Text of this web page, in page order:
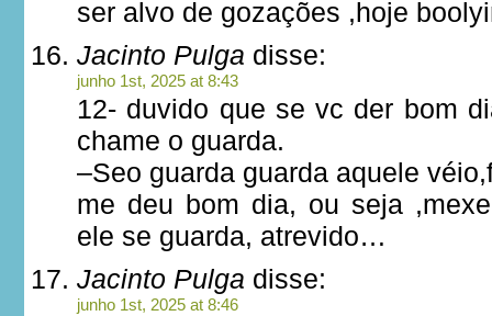
ser alvo de gozações ,hoje
Jacinto Pulga disse:
junho 1st, 2025 at 8:43
12- duvido que se vc der bom
chame o guarda.
–Seo guarda guarda aquele
me deu bom dia, ou seja
ele se guarda, atrevido…
Jacinto Pulga disse:
junho 1st, 2025 at 8:46